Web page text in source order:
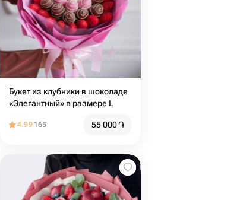
Букет из клубники в шоколаде
«Элегантный» в размере L
4.99 165 55 000֏